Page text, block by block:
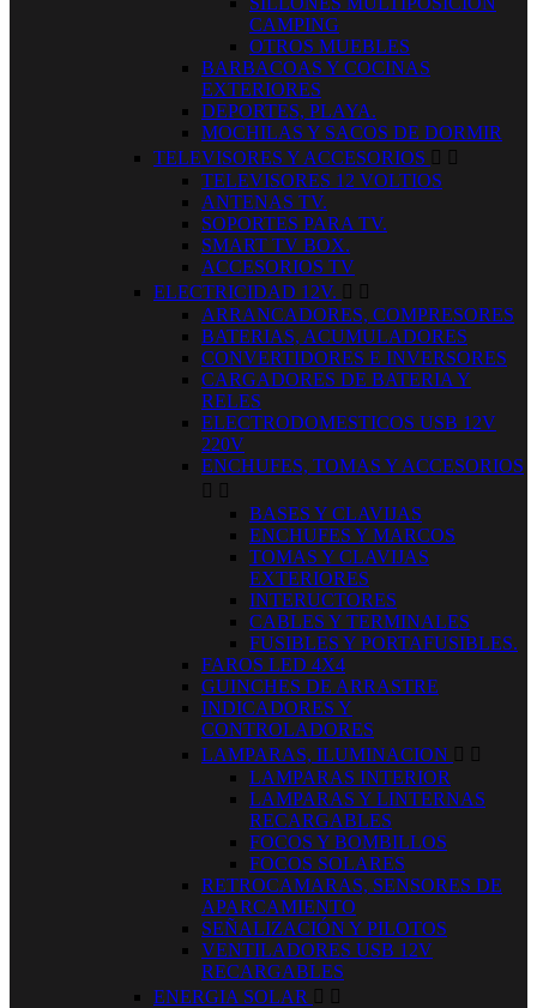
CAMPING
OTROS MUEBLES
BARBACOAS Y COCINAS
EXTERIORES
DEPORTES, PLAYA.
MOCHILAS Y SACOS DE DORMIR
TELEVISORES Y ACCESORIOS  
TELEVISORES 12 VOLTIOS
ANTENAS TV.
SOPORTES PARA TV.
SMART TV BOX.
ACCESORIOS TV
ELECTRICIDAD 12V.  
ARRANCADORES, COMPRESORES
BATERIAS, ACUMULADORES
CONVERTIDORES E INVERSORES
CARGADORES DE BATERIA Y
RELES
ELECTRODOMESTICOS USB 12V
220V
ENCHUFES, TOMAS Y ACCESORIOS
 
BASES Y CLAVIJAS
ENCHUFES Y MARCOS
TOMAS Y CLAVIJAS
EXTERIORES
INTERUCTORES
CABLES Y TERMINALES
FUSIBLES Y PORTAFUSIBLES.
FAROS LED 4X4
GUINCHES DE ARRASTRE
INDICADORES Y
CONTROLADORES
LAMPARAS, ILUMINACION  
LAMPARAS INTERIOR
LAMPARAS Y LINTERNAS
RECARGABLES
FOCOS Y BOMBILLOS
FOCOS SOLARES
RETROCAMARAS, SENSORES DE
APARCAMIENTO
SEÑALIZACIÓN Y PILOTOS
VENTILADORES USB 12V
RECARGABLES
ENERGIA SOLAR  